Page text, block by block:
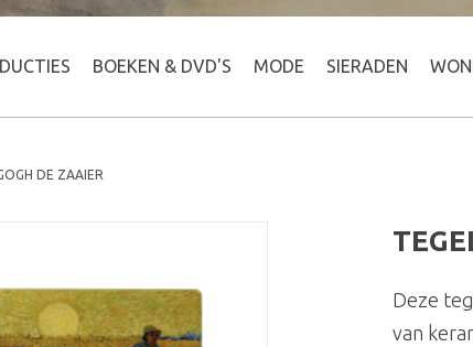
BOEKEN & DVD'S MODE SIERADEN
DE ZAAIER
Deze
van